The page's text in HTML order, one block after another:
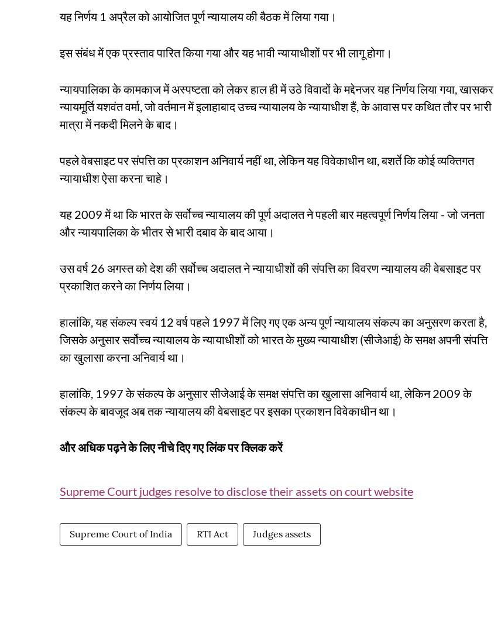
यह निर्णय 1 अप्रैल को आयोजित पूर्ण न्यायालय की बैठक में लिया गया।
इस संबंध में एक प्रस्ताव पारित किया गया और यह भावी न्यायाधीशों पर भी लागू होगा।
न्यायपालिका के कामकाज में अस्पष्टता को लेकर हाल ही में उठे विवादों के मद्देनजर यह निर्णय लिया गया, खासकर
न्यायमूर्ति यशवंत वर्मा, जो वर्तमान में इलाहाबाद उच्च न्यायालय के न्यायाधीश हैं, के आवास पर कथित तौर पर भारी
मात्रा में नकदी मिलने के बाद।
पहले वेबसाइट पर संपत्ति का प्रकाशन अनिवार्य नहीं था, लेकिन यह विवेकाधीन था, बशर्ते कि कोई व्यक्तिगत
न्यायाधीश ऐसा करना चाहे।
यह 2009 में था कि भारत के सर्वोच्च न्यायालय की पूर्ण अदालत ने पहली बार महत्वपूर्ण निर्णय लिया - जो जनता
और न्यायपालिका के भीतर से भारी दबाव के बाद आया।
उस वर्ष 26 अगस्त को देश की सर्वोच्च अदालत ने न्यायाधीशों की संपत्ति का विवरण न्यायालय की वेबसाइट पर
प्रकाशित करने का निर्णय लिया।
हालांकि, यह संकल्प स्वयं 12 वर्ष पहले 1997 में लिए गए एक अन्य पूर्ण न्यायालय संकल्प का अनुसरण करता है,
जिसके अनुसार सर्वोच्च न्यायालय के न्यायाधीशों को भारत के मुख्य न्यायाधीश (सीजेआई) के समक्ष अपनी संपत्ति
का खुलासा करना अनिवार्य था।
हालांकि, 1997 के संकल्प के अनुसार सीजेआई के समक्ष संपत्ति का खुलासा अनिवार्य था, लेकिन 2009 के
संकल्प के बावजूद अब तक न्यायालय की वेबसाइट पर इसका प्रकाशन विवेकाधीन था।
और अधिक पढ़ने के लिए नीचे दिए गए लिंक पर क्लिक करें
Supreme Court judges resolve to disclose their assets on court website
Supreme Court of India RTI Act Judges assets